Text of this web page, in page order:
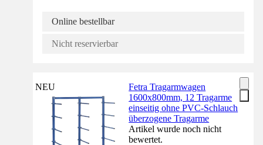
Online bestellbar
Nicht reservierbar
NEU
Fetra Tragarmwagen
1600x800mm, 12 Tragarme
einseitig ohne PVC-Schlauch
überzogene Tragarme
Artikel wurde noch nicht
bewertet.